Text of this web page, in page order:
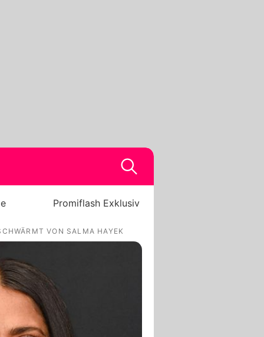
Promiflash Exklusiv
VON SALMA HAYEK